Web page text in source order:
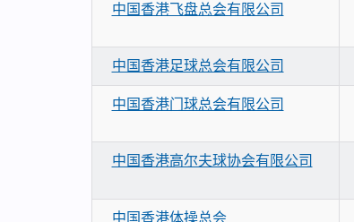
中国香港飞盘总会有限公司
中国香港足球总会有限公司
中国香港门球总会有限公司
中国香港高尔夫球协会有限公司
中国香港体操总会